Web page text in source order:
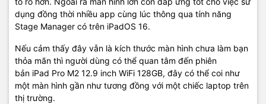
dụng đồng thời nhiều app cùng lúc thông qua tính năng
Stage Manager có trên iPadOS 16.
Nếu cảm thấy đây vẫn là kích thước màn hình chưa làm bạn
thỏa mãn thì người dùng có thể quan tâm đến phiên
bản iPad Pro M2 12.9 inch WiFi 128GB, đây có thể coi như
một màn hình gần như tương đồng với một chiếc laptop trên
thị trường.
Điện thoại: 0922.19.79.79
Email: macbookshop24h@gmail.com
Thời gian làm việc: 8h30 - 19h00 ( Chủ Nhật làm việc từ 9h30 -
18h )